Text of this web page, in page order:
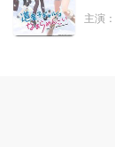
主演：